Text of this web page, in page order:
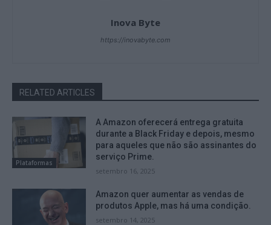
Inova Byte
https://inovabyte.com
RELATED ARTICLES
Plataformas
A Amazon oferecerá entrega gratuita
durante a Black Friday e depois, mesmo
para aqueles que não são assinantes do
serviço Prime.
setembro 16, 2025
Amazon quer aumentar as vendas de
produtos Apple, mas há uma condição.
setembro 14, 2025